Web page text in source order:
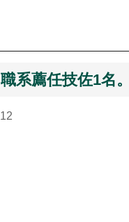
系薦任技佐1名。